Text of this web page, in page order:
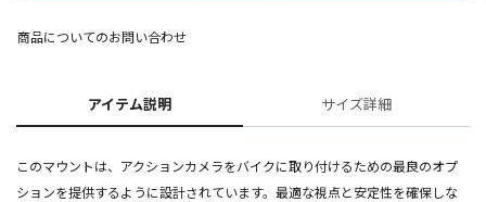
商品についてのお問い合わせ
アイテム説明 サイズ詳細
このマウントは、アクションカメラをバイクに取り付けるための最良のオプ
ションを提供するように設計されています。最適な視点と安定性を確保しな